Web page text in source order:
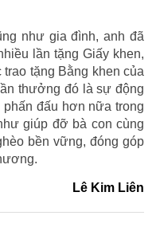
như gia đình, anh đã
lần tặng Giấy khen,
tặng Bằng khen của
thưởng đó là sự động
đấu hơn nữa trong
giúp đỡ bà con cùng
bền vững, đóng góp
Lê Kim Liên